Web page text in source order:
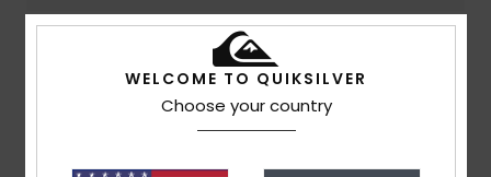
4/5
WELCOME TO QUIKSILVER
Choose your country